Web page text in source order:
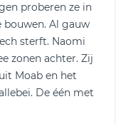
proberen ze in
bouwen. Al gauw
sterft. Naomi
zonen achter. Zij
Moab en het
De één met